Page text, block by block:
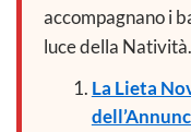
accompagnano i
luce della Natività.
La Lieta